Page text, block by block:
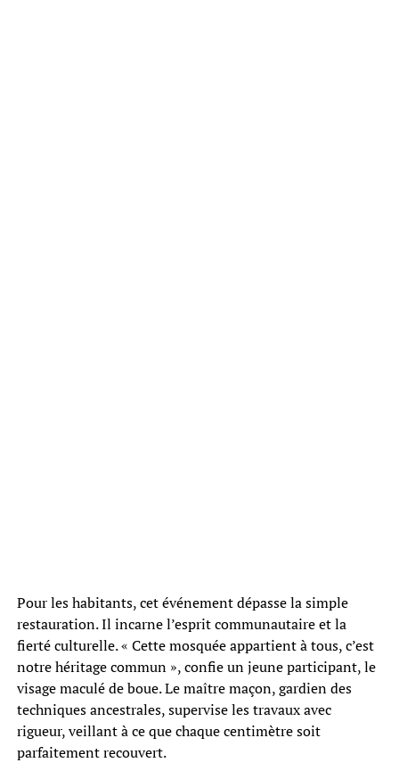
Pour les habitants, cet événement dépasse la simple
restauration. Il incarne l’esprit communautaire et la
fierté culturelle. « Cette mosquée appartient à tous, c’est
notre héritage commun », confie un jeune participant, le
visage maculé de boue. Le maître maçon, gardien des
techniques ancestrales, supervise les travaux avec
rigueur, veillant à ce que chaque centimètre soit
parfaitement recouvert.